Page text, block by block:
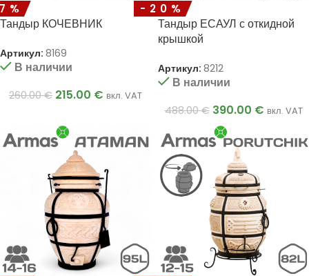
Тандыр КОЧЕВНИК
Артикул: 8169
В наличии
260.00€ 215.00 € вкл. VAT
-20%
Тандыр ЕСАУЛ с откидной
крышкой
Артикул: 8212
В наличии
488.00€ 390.00 € вкл. VAT